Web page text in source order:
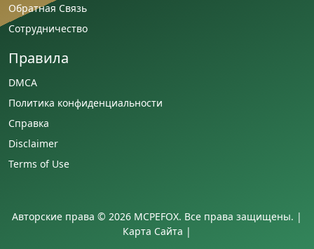
Обратная Связь
Сотрудничество
Правила
DMCA
Политика конфиденциальности
Справка
Disclaimer
Terms of Use
Авторские права © 2026 MCPEFOX. Все права защищены. |
Карта Сайта |